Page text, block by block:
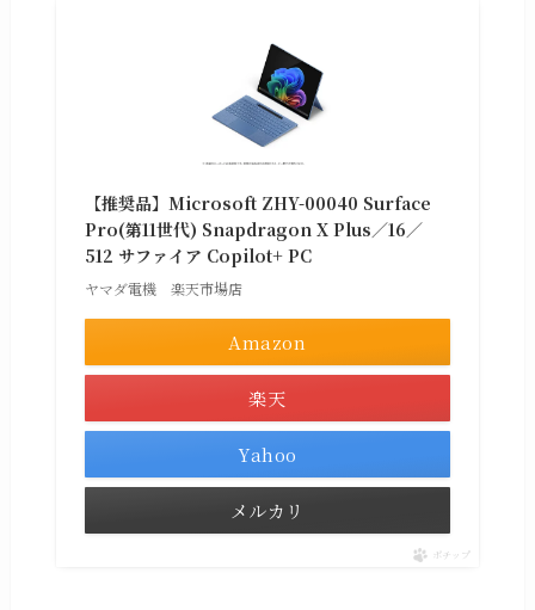
【推奨品】Microsoft ZHY-00040 Surface
Pro(第11世代) Snapdragon X Plus／16／
512 サファイア Copilot+ PC
ヤマダ電機 楽天市場店
Amazon
楽天
Yahoo
メルカリ
ポチップ